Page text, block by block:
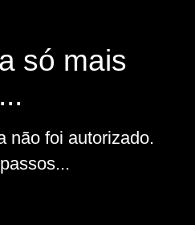
só mais
não foi autorizado.